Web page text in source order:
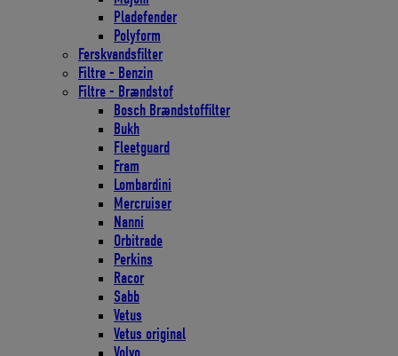
Pladefender
Polyform
Ferskvandsfilter
Filtre - Benzin
Filtre - Brændstof
Bosch Brændstoffilter
Bukh
Fleetguard
Fram
Lombardini
Mercruiser
Nanni
Orbitrade
Perkins
Racor
Sabb
Vetus
Vetus original